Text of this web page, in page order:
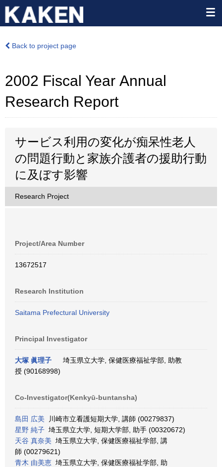
Back to project page
2002 Fiscal Year Annual
Research Report
サービス利用の変化が痴呆性老人
の問題行動と家族介護者の援助行動
に及ぼす影響
Research Project
Project/Area Number
13672517
Research Institution
Saitama Prefectural University
Principal Investigator
大塚 眞理子
埼玉県立大学, 保健医療福祉学部, 助教
授 (90168998)
Co-Investigator(Kenkyū-buntansha)
島田 広美 川崎市立看護短期大学, 講師 (00279837)
星野 純子 埼玉県立大学, 短期大学部, 助手 (00320672)
天谷 真奈美 埼玉県立大学, 保健医療福祉学部, 講
師 (00279621)
青木 由美恵 埼玉県立大学, 保健医療福祉学部, 助